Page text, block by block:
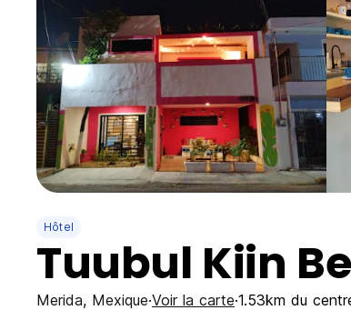
Hôtel
Tuubul Kiin
Merida, Mexique Voir la carte 1.53km du